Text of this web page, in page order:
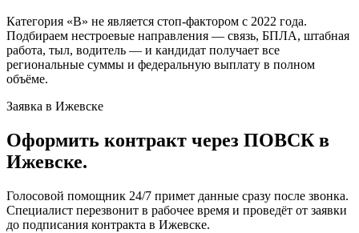
Категория «В» не является стоп-фактором с 2022 года.
Подбираем нестроевые направления — связь, БПЛА, штабная
работа, тыл, водитель — и кандидат получает все
региональные суммы и федеральную выплату в полном
объёме.
Заявка в Ижевске
Оформить контракт через ПОВСК в
Ижевске.
Голосовой помощник 24/7 примет данные сразу после звонка.
Специалист перезвонит в рабочее время и проведёт от заявки
до подписания контракта в Ижевске.